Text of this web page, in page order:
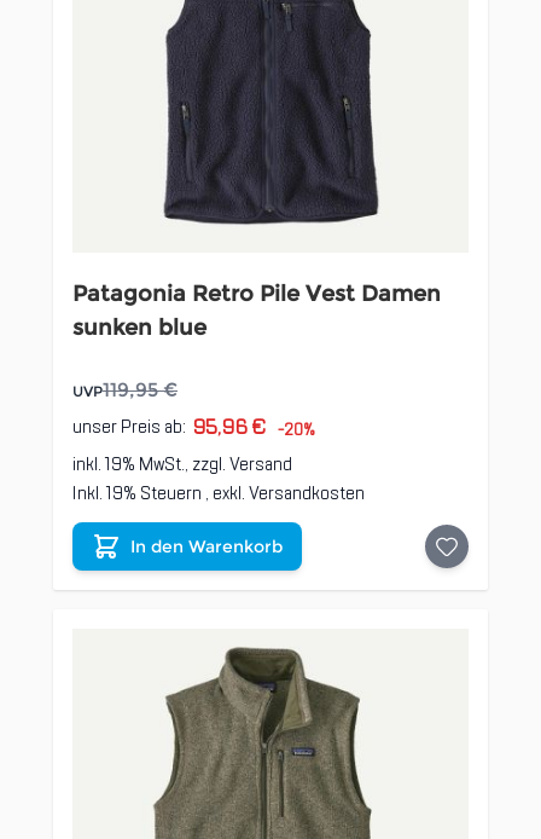
Patagonia Retro Pile Vest Damen
sunken blue
UVP119,95 €
unser Preis ab: 95,96 € -20%
inkl. 19% MwSt., zzgl.Versand
Inkl. 19% Steuern , exkl.Versandkosten
In den Warenkorb